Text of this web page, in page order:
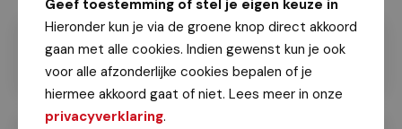
Geef toestemming of stel je eigen keuze in
Hieronder kun je via de groene knop direct akkoord
gaan met alle cookies. Indien gewenst kun je ook
voor alle afzonderlijke cookies bepalen of je
hiermee akkoord gaat of niet. Lees meer in onze
privacyverklaring.